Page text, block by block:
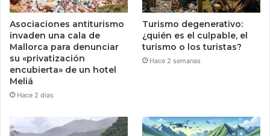
Asociaciones antiturismo
invaden una cala de
Mallorca para denunciar
su «privatización
encubierta» de un hotel
Meliá
Hace 2 días
Turismo degenerativo:
¿quién es el culpable, el
turismo o los turistas?
Hace 2 semanas